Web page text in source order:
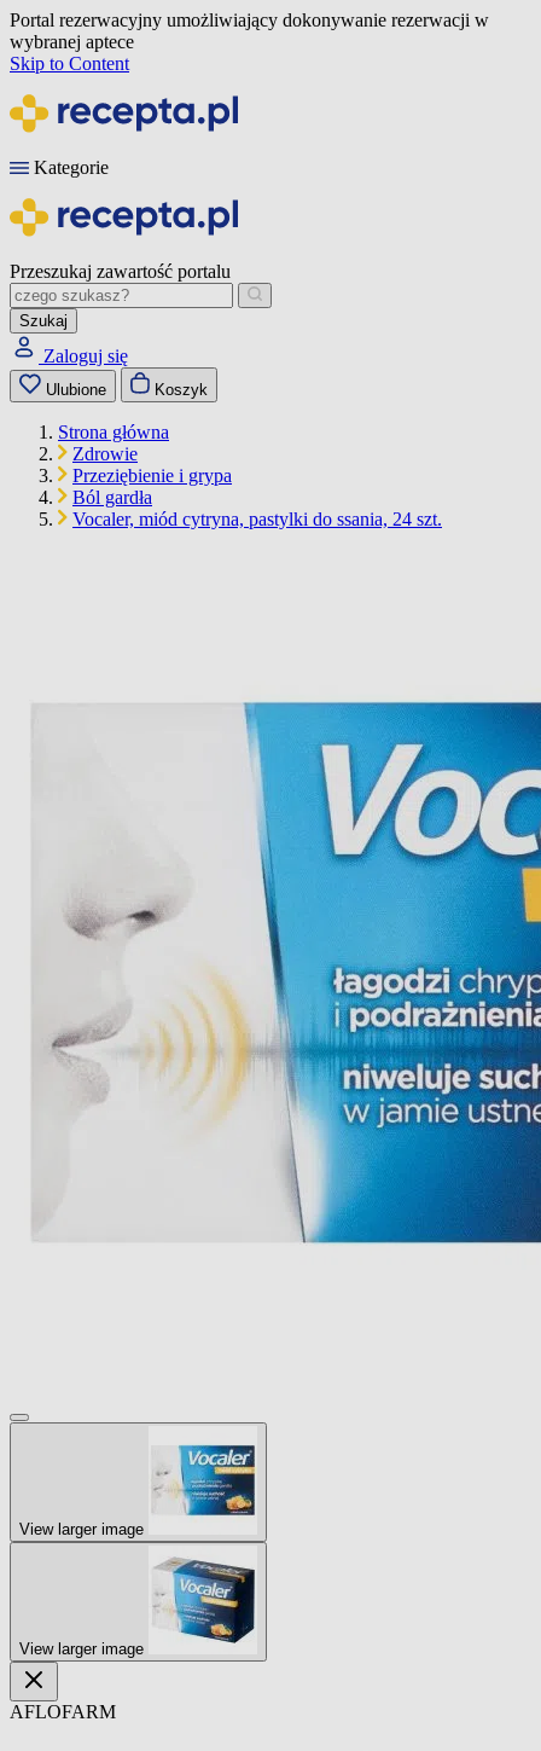
Portal rezerwacyjny umożliwiający dokonywanie rezerwacji w
wybranej aptece
Skip to Content
Kategorie
Przeszukaj zawartość portalu
Szukaj
Zaloguj się
Ulubione Koszyk
Strona główna
Zdrowie
Przeziębienie i grypa
Ból gardła
Vocaler, miód cytryna, pastylki do ssania, 24 szt.
View larger image
View larger image
AFLOFARM